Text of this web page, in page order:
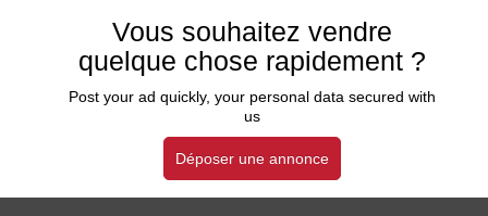
Vous souhaitez vendre
quelque chose rapidement ?
Post your ad quickly, your personal data secured with
us
Déposer une annonce